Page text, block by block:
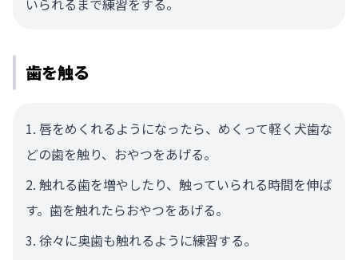
いられるまで練習をする。
歯を触る
唇をめくれるようになったら、めくって軽く犬歯な
どの歯を触り、おやつをあげる。
触れる歯を増やしたり、触っていられる時間を伸ば
す。歯を触れたらおやつをあげる。
徐々に奥歯も触れるように練習する。